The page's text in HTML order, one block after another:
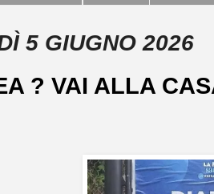
5 GIUGNO 2026
? VAI ALLA